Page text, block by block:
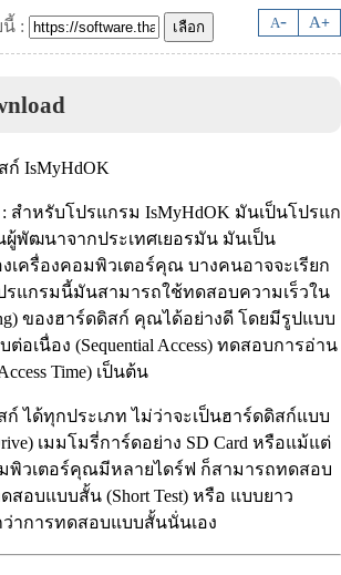
A- A+
:
: สำหรับโปรแกรม IsMyHdOK มันเป็นโปรแก
ผู้พัฒนาจากประเทศเยอรมัน มันเป็น
ครื่องคอมพิวเตอร์คุณ บางคนอาจจะเรียก
รแกรมนี้มันสามารถใช้ทดสอบความเร็วใน
ของฮาร์ดดิสก์ คุณได้อย่างดี โดยมีรูปแบบ
เนื่อง (Sequential Access) ทดสอบการอ่าน
Time) เป็นต้น
ได้ทุกประเภท ไม่ว่าจะเป็นฮาร์ดดิสก์แบบ
เมมโมรี่การ์ดอย่าง SD Card หรือแม้แต่
มพิวเตอร์คุณมีหลายไดร์ฟ ก็สามารถทดสอบ
อบแบบสั้น (Short Test) หรือ แบบยาว
าการทดสอบแบบสั้นนั่นเอง